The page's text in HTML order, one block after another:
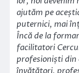
ajutăm pe
puternici, mai
Încă de la
facilitatori
profesioniști